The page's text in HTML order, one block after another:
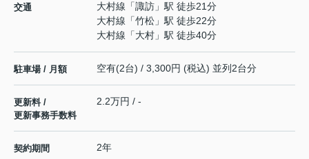
交通 大村線 「諏訪 」駅 徒歩21分
大村線 「竹松 」駅 徒歩22分
大村線 「大村 」駅 徒歩40分
駐車場 / 月額 空有(2台) / 3,300円 (税込) 並列2台分
更新料 /
更新事務手数料
2.2万円 / -
契約期間 2年